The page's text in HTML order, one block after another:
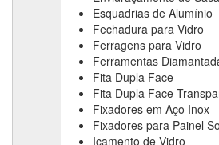
Assine nossa Newsletter
Esquadrias de Alumínio
Fechadura para Vidro
Ferragens para Vidro
Ferramentas
Fita Dupla Face
Fita Dupla Face
Fixadores em Aço Inox
Fixadores para Painel
Içamento de Vidro